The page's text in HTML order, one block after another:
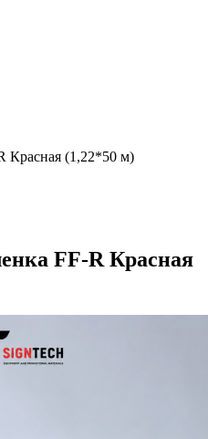
Красная (1,22*50 м)
FF-R Красная